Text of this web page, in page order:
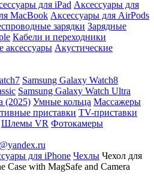
для iPad Аксессуары для
MacBook Аксессуары для AirPods
зарядки Зарядные
Кабели и переходники
аксессуары Акустические
Samsung Galaxy Watch8
Samsung Galaxy Watch Ultra
(2025) Умные кольца Массажеры
приставки TV-приставки
Шлемы VR Фотокамеры
для iPhone Чехлы Чехол для
Case with MagSafe and Camera